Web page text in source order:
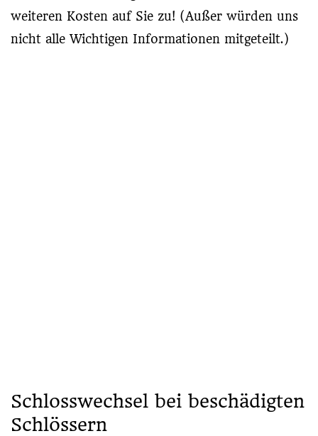
weiteren Kosten auf Sie zu! (Außer würden uns
nicht alle Wichtigen Informationen mitgeteilt.)
Schlosswechsel bei beschädigten
Schlössern